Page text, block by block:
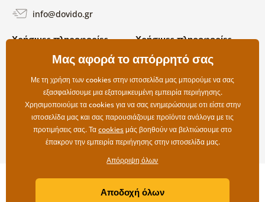
info@dovido.gr
Χρήσιμες πληροφορίες
Όροι χρήσης και επιστροφών
Επιλογές αποστολής και
πληρωμής
Επιστροφές
Χρήσιμες πληροφορίες
Σχετικά με εμάς
Συχνές Ερωτήσεις
Επικοινωνία
Copyright ©2019 © Dovido.gr.
Litvanyi.sk| Το e-shop δημιουργήθηκε από
Μας αφορά το απόρρητό σας
Με τη χρήση των cookies στην ιστοσελίδα μας μπορούμε να σας
εξασφαλίσουμε μια εξατομικευμένη εμπειρία περιήγησης.
Χρησιμοποιούμε τα cookies για να σας ενημερώσουμε οτι είστε στην
ιστοσελίδα μας και σας παρουσιάζουμε προϊόντα ανάλογα με τις
προτιμήσεις σας. Ταcookiesμάς βοηθούν να βελτιώσουμε στο
έπακρον την εμπειρία περιήγησης στην ιστοσελίδα μας.
Απόρριψη όλων
Αποδοχή όλων